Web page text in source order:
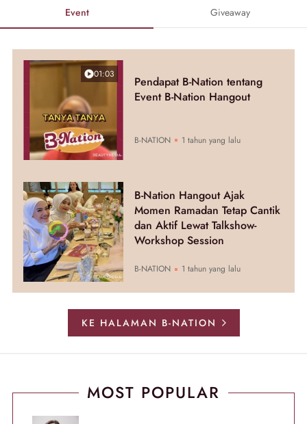
Event Giveaway
01:03
Pendapat B-Nation tentang
Event B-Nation Hangout
B-NATION 1 tahun yang lalu
B-Nation Hangout Ajak
Momen Ramadan Tetap Cantik
dan Aktif Lewat Talkshow-
Workshop Session
B-NATION 1 tahun yang lalu
KE HALAMAN B-NATION
MOST POPULAR